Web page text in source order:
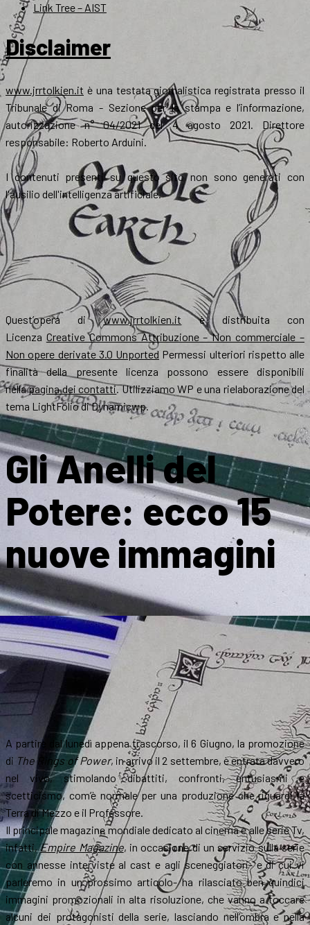
Link Tree – AIST
Disclaimer
www.jrrtolkien.it è una testata giornalistica registrata presso il
Tribunale di Roma - Sezione per la stampa e l’informazione,
autorizzazione n° 04/2021 del 4 agosto 2021. Direttore
responsabile: Roberto Arduini.
I contenuti presenti su questo sito non sono generati con
l'ausilio dell'intelligenza artificiale.
Quest’opera diwww.jrrtolkien.it è distribuita con
Licenza Creative Commons Attribuzione – Non commerciale –
Non opere derivate 3.0 UnportedPermessi ulteriori rispetto alle
finalità della presente licenza possono essere disponibili
nellapagina dei contatti. Utilizziamo WP e una rielaborazione del
tema LightFolio di Dynamicwp.
Gli Anelli del
Potere: ecco 15
nuove immagini
A partire dal lunedì appena trascorso, il 6 Giugno, la promozione
di The Rings of Power, in arrivo il 2 settembre, è entrata davvero
nel vivo, stimolando dibattiti, confronti, entusiasmi e
scetticismo, com’è normale per una produzione che riguardi la
Terra di Mezzo e il Professore.
Il principale magazine mondiale dedicato al cinema e alle serie Tv,
infatti,Empire Magazine, in occasione di un servizio sulla serie
con annesse interviste al cast e agli sceneggiatori- e di cui vi
parleremo in un prossimo articolo- ha rilasciato ben quindici
immagini promozionali in alta risoluzione, che vanno a toccare
alcuni dei protagonisti della serie, lasciando nell’ombra e nella